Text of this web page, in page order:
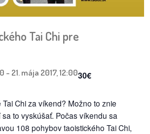
Tai Chi pre
- 21. mája 2017, 12:0030€
Chi za víkend? Možno to znie
to vyskúšať. Počas víkendu sa
108 pohybov taoistického Tai Chi,